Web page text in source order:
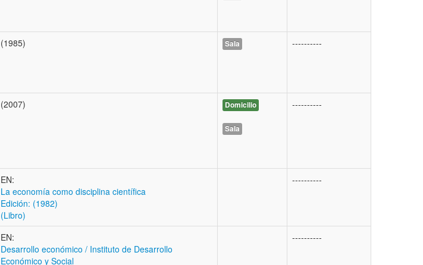
(1985) Sala ----------
(2007) Domicilio
Sala
----------
EN:
La economía como disciplina científica
Edición: (1982)
(Libro)
----------
EN:
Desarrollo económico / Instituto de Desarrollo
Económico y Social
----------